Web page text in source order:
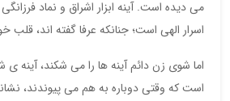
می دیده است. آینه ابزار اشراق و نماد
اسرار الهی است؛ جنانکه عرفا گفته اند، قلب
اما شوی زن دائم آینه ها را می شکند، آینه
است که وقتی دوباره به هم می پیوندند،